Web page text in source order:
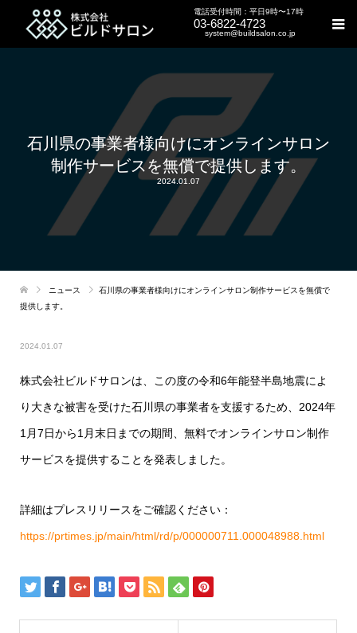
電話受付時間：平日9時〜17時
03-6822-4723
system@buildsalon.co.jp
石川県の事業者様向けにオンラインサロン
制作サービスを無償で提供します。
2024.01.07
ニュース
石川県の事業者様向けにオンラインサロン制作サービスを無償で
提供します。
2024.01.07
株式会社ビルドサロンは、この度の令和6年能登半島地震によ
り大きな被害を受けた石川県の事業者を支援するため、2024年
1月7日から1月末日までの期間、無料でオンラインサロン制作
サービスを提供することを発表しました。
詳細はプレスリリースをご確認ください：
https://prtimes.jp/main/html/rd/p/000000711.000048988.html